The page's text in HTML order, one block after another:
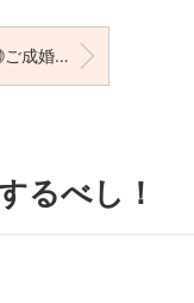
仲人な日々⑳ご成婚お祝い会♡
るべし！